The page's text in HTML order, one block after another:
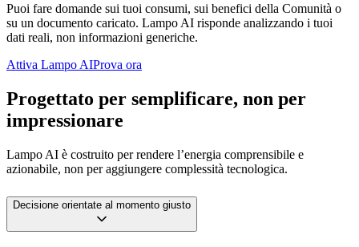
Puoi fare domande sui tuoi consumi, sui benefici della Comunità o
su un documento caricato. Lampo AI risponde analizzando i tuoi
dati reali, non informazioni generiche.
Attiva Lampo AIProva ora
Progettato per semplificare, non per
impressionare
Lampo AI è costruito per rendere l’energia comprensibile e
azionabile, non per aggiungere complessità tecnologica.
Decisione orientate al momento giusto